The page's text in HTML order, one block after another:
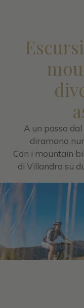
A un passo dal
diramano
Con i mountain
di Villandro su